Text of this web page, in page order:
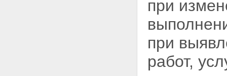
при
при
работ,